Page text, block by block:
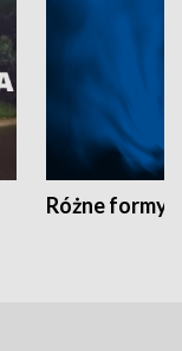
Różne formy